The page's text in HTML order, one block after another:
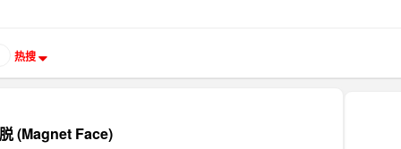
热搜
(Magnet Face)